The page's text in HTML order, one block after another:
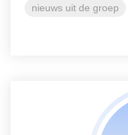
nieuws uit de groep